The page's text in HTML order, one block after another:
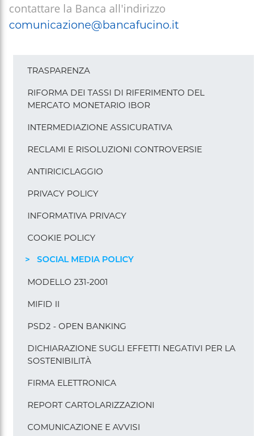
contattare la Banca all'indirizzo
comunicazione@bancafucino.it
pagine
footer
TRASPARENZA
RIFORMA DEI TASSI DI RIFERIMENTO DEL
MERCATO MONETARIO IBOR
INTERMEDIAZIONE ASSICURATIVA
RECLAMI E RISOLUZIONI CONTROVERSIE
ANTIRICICLAGGIO
PRIVACY POLICY
INFORMATIVA PRIVACY
COOKIE POLICY
SOCIAL MEDIA POLICY
MODELLO 231-2001
MIFID II
PSD2 - OPEN BANKING
DICHIARAZIONE SUGLI EFFETTI NEGATIVI PER LA
SOSTENIBILITÀ
FIRMA ELETTRONICA
REPORT CARTOLARIZZAZIONI
COMUNICAZIONE E AVVISI